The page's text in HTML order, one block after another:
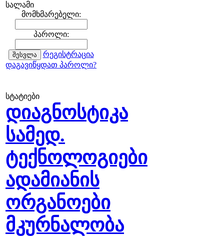
სალამი
მომხმარებელი:
პაროლი:
რეგისტრაცია
დაგავიწყდათ პაროლი?
სტატიები
დიაგნოსტიკა
სამედ.
ტექნოლოგიები
ადამიანის
ორგანოები
მკურნალობა